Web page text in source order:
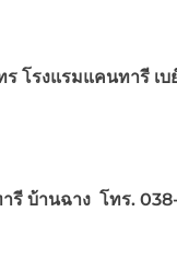
โรงแรมแคนทารี เ
รี บ้านฉาง โทร.